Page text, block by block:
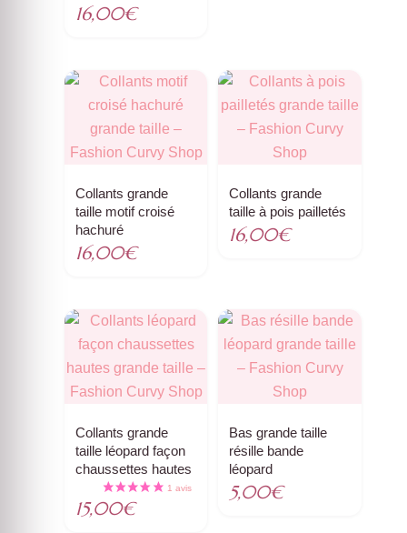
florale
16,00€
Collants grande
taille motif croisé
hachuré
16,00€
Collants grande
taille à pois pailletés
16,00€
Collants grande
taille léopard façon
chaussettes hautes
15,00€
Bas grande taille
résille bande
léopard
5,00€